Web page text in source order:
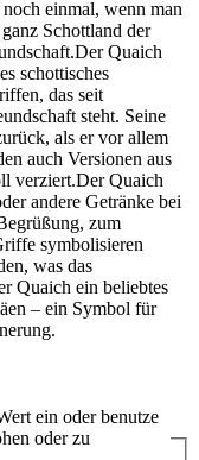
einmal, wenn man
Schottland der
Quaich
schottisches
das seit
steht. Seine
als er vor allem
auch Versionen aus
verziert.Der Quaich
andere Getränke bei
zum
symbolisieren
was das
Quaich ein beliebtes
– ein Symbol für
ein oder benutze
oder zu